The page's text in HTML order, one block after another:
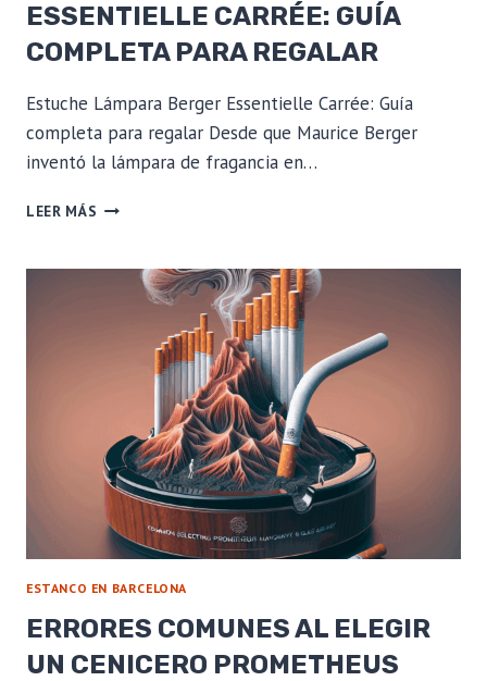
ESSENTIELLE CARRÉE: GUÍA
COMPLETA PARA REGALAR
Estuche Lámpara Berger Essentielle Carrée: Guía
completa para regalar Desde que Maurice Berger
inventó la lámpara de fragancia en…
LEER MÁS ESTUCHE
ESSENTIELLE
CARRÉE:
COMPLETA
REGALAR
ESTANCO EN BARCELONA
ERRORES COMUNES AL ELEGIR
UN CENICERO PROMETHEUS